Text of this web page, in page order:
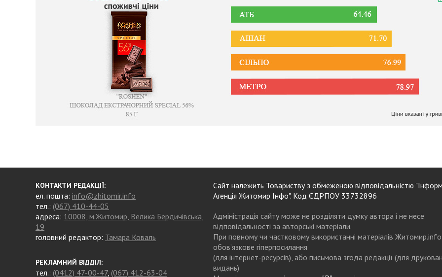
КОНТАКТИ РЕДАКЦІЇ:
ел. пошта: info@zhitomir.info
тел.: (067) 410-44-05
адреса: 10008, м.Житомир, Велика Бердичівська,
19
головний редактор: Тамара Коваль
РЕКЛАМНИЙ ВІДДІЛ:
тел.: (0412) 47-00-47, (067) 412-63-04
Сайт належить Товариству з обмеженою відповідальністю
Агенція Житомир Інфо". Код ЄДРПОУ 33732896
Адміністрація сайту може не розділяти думку автора і не несе
відповідальності за авторські матеріали.
При повному чи частковому використанні матеріалів Житомир.info
обов’язкове гіперпосилання
(для інтернет-ресурсів), або письмова згода редакції (для
видань)